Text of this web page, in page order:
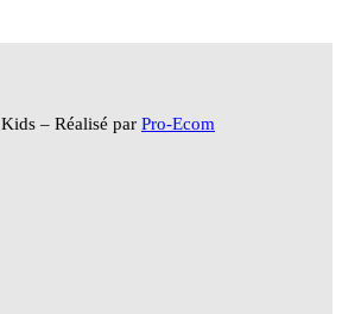
– Réalisé par Pro-Ecom